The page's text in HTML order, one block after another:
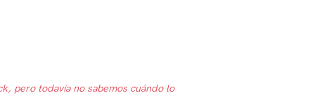
pero todavía no sabemos cuándo lo